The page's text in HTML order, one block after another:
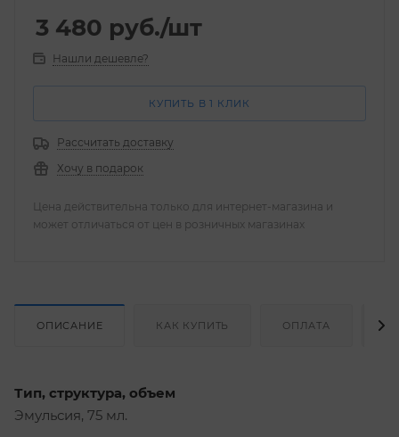
3 480 руб./шт
Нашли дешевле?
КУПИТЬ В 1 КЛИК
Рассчитать доставку
Хочу в подарок
Цена действительна только для интернет-магазина и
может отличаться от цен в розничных магазинах
ОПИСАНИЕ КАК КУПИТЬ ОПЛАТА
Тип, структура, объем
Эмульсия, 75 мл.